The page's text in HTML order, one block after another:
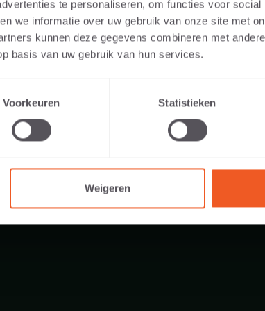
te personaliseren, om functies voor
we informatie over uw gebruik van onze site met
kunnen deze gegevens combineren met
basis van uw gebruik van hun services.
Voorkeuren Statistieken
Weigeren